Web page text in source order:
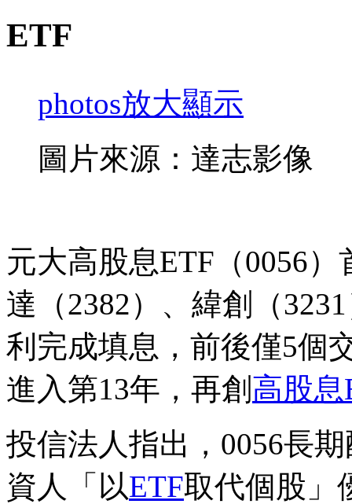
ETF
photos放大顯示
圖片來源：達志影像
元大高股息ETF（0056
達（2382）、緯創（
利完成填息，前後僅5個
進入第13年，再創 高股息
投信法人指出，0056長
資人「以ETF取代個股」